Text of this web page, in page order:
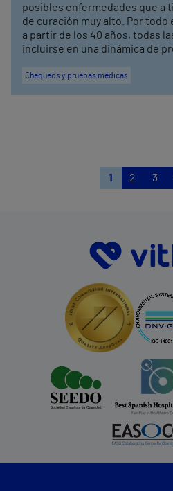
posibles enfermedades que a
de curación muy alto. Por
a partir de los 40 años, todas
incluirse en una dinámica de
Chequeos y pruebas médicas
1 2 3